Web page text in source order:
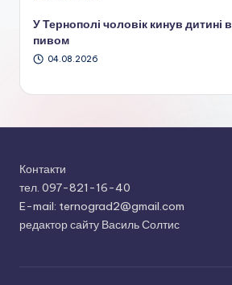
У Тернополі чоловік кинув дитині
пивом
04.08.2026
Контакти
тел. 097-821-16-40
E-mail: ternograd2@gmail.com
редактор сайту Василь Солтис